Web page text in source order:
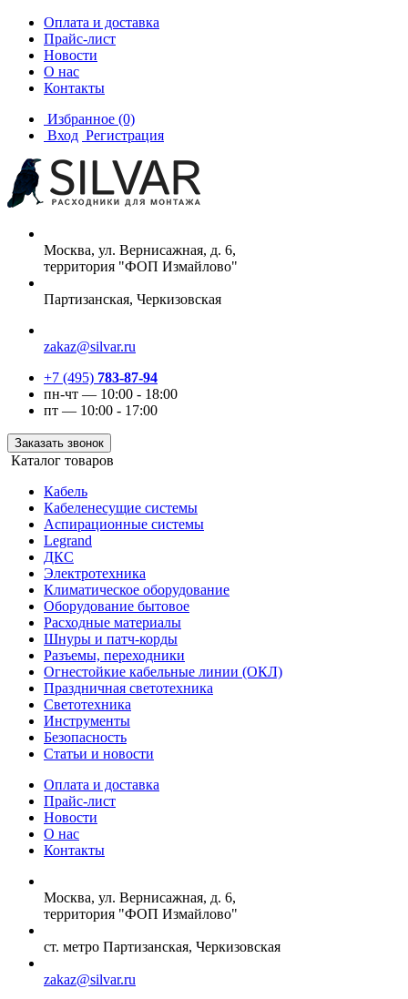
Оплата и доставка
Прайс-лист
Новости
О нас
Контакты
Избранное (0)
Вход Регистрация
Москва, ул. Вернисажная, д. 6,
территория "ФОП Измайлово"
Партизанская, Черкизовская
zakaz@silvar.ru
+7 (495) 783-87-94
пн-чт — 10:00 - 18:00
пт — 10:00 - 17:00
Заказать звонок
Каталог товаров
Кабель
Кабеленесущие системы
Аспирационные системы
Legrand
ДКС
Электротехника
Климатическое оборудование
Оборудование бытовое
Расходные материалы
Шнуры и патч-корды
Разъемы, переходники
Огнестойкие кабельные линии (ОКЛ)
Праздничная светотехника
Светотехника
Инструменты
Безопасность
Статьи и новости
Оплата и доставка
Прайс-лист
Новости
О нас
Контакты
Москва, ул. Вернисажная, д. 6,
территория "ФОП Измайлово"
ст. метро Партизанская, Черкизовская
zakaz@silvar.ru